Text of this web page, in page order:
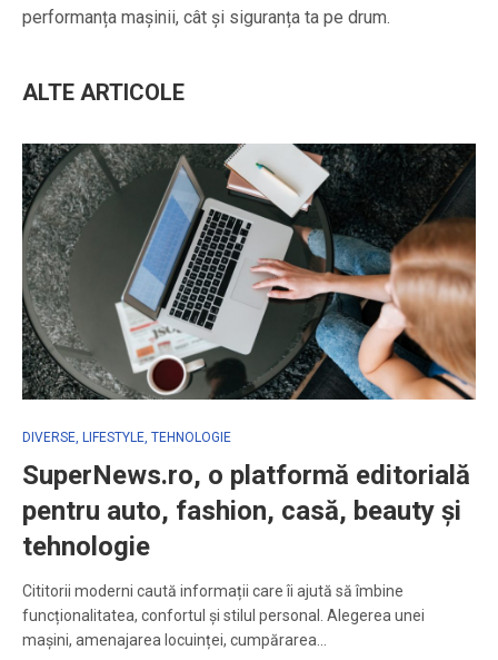
performanța mașinii, cât și siguranța ta pe drum.
ALTE ARTICOLE
DIVERSE, LIFESTYLE, TEHNOLOGIE
SuperNews.ro, o platformă editorială
pentru auto, fashion, casă, beauty și
tehnologie
Cititorii moderni caută informații care îi ajută să îmbine
funcționalitatea, confortul și stilul personal. Alegerea unei
mașini, amenajarea locuinței, cumpărarea…